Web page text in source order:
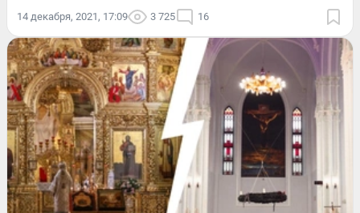
14 декабря, 2021, 17:09 3 725 16